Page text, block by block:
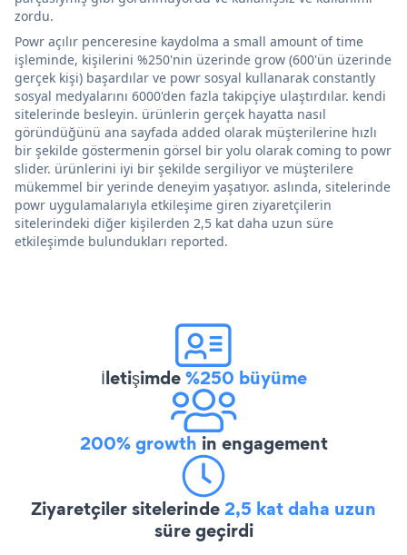
zordu.
Powr açılır penceresine kaydolma a small amount of time
işleminde, kişilerini %250'nin üzerinde grow (600'ün üzerinde
gerçek kişi) başardılar ve powr sosyal kullanarak constantly
sosyal medyalarını 6000'den fazla takipçiye ulaştırdılar. kendi
sitelerinde besleyin. ürünlerin gerçek hayatta nasıl
göründüğünü ana sayfada added olarak müşterilerine hızlı
bir şekilde göstermenin görsel bir yolu olarak coming to powr
slider. ürünlerini iyi bir şekilde sergiliyor ve müşterilere
mükemmel bir yerinde deneyim yaşatıyor. aslında, sitelerinde
powr uygulamalarıyla etkileşime giren ziyaretçilerin
sitelerindeki diğer kişilerden 2,5 kat daha uzun süre
etkileşimde bulundukları reported.
İletişimde%250 büyüme
200% growth in engagement
Ziyaretçiler sitelerinde2,5 kat daha uzun
süre geçirdi